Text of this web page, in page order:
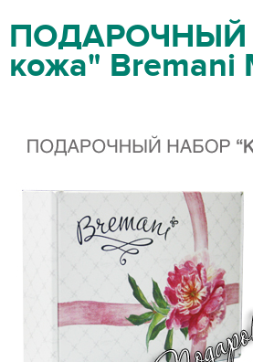
ПОДАРОЧНЫЙ
кожа" Bremani